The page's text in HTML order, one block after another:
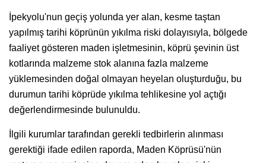
İpekyolu'nun geçiş yolunda yer alan, kesme taştan
yapılmış tarihi köprünün yıkılma riski dolayısıyla, bölgede
faaliyet gösteren maden işletmesinin, köprü şevinin üst
kotlarında malzeme stok alanına fazla malzeme
yüklemesinden doğal olmayan heyelan oluşturduğu, bu
durumun tarihi köprüde yıkılma tehlikesine yol açtığı
değerlendirmesinde bulunuldu.
İlgili kurumlar tarafından gerekli tedbirlerin alınması
gerektiği ifade edilen raporda, Maden Köprüsü'nün